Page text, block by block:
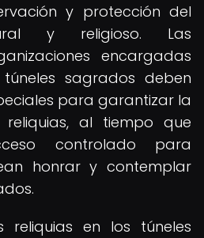
y protección del
y religioso. Las
encargadas
sagrados deben
para garantizar la
al tiempo que
controlado para
honrar y contemplar
en los túneles